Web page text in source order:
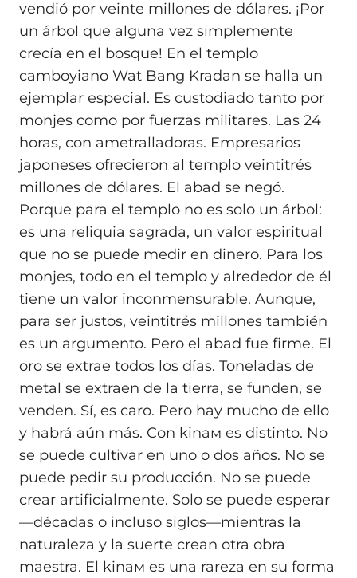
vendió por veinte millones de dólares. ¡Por
un árbol que alguna vez simplemente
crecía en el bosque! En el templo
camboyiano Wat Bang Kradan se halla un
ejemplar especial. Es custodiado tanto por
monjes como por fuerzas militares. Las 24
horas, con ametralladoras. Empresarios
japoneses ofrecieron al templo veintitrés
millones de dólares. El abad se negó.
Porque para el templo no es solo un árbol:
es una reliquia sagrada, un valor espiritual
que no se puede medir en dinero. Para los
monjes, todo en el templo y alrededor de él
tiene un valor inconmensurable. Aunque,
para ser justos, veintitrés millones también
es un argumento. Pero el abad fue firme. El
oro se extrae todos los días. Toneladas de
metal se extraen de la tierra, se funden, se
venden. Sí, es caro. Pero hay mucho de ello
y habrá aún más. Con kinaм es distinto. No
se puede cultivar en uno o dos años. No se
puede pedir su producción. No se puede
crear artificialmente. Solo se puede esperar
—décadas o incluso siglos—mientras la
naturaleza y la suerte crean otra obra
maestra. El kinaм es una rareza en su forma